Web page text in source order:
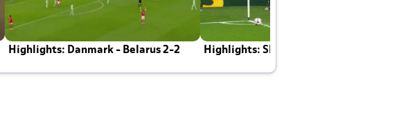
Highlights: Danmark - Belarus 2-2 Highlights: Skotland - Danmark 4-2